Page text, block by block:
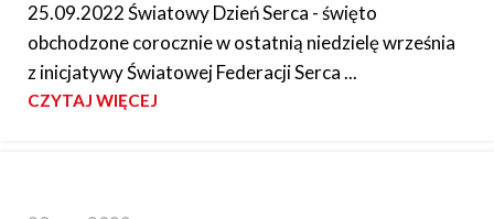
25.09.2022 Światowy Dzień Serca - święto
obchodzone corocznie w ostatnią niedzielę września
z inicjatywy Światowej Federacji Serca ...
CZYTAJ WIĘCEJ